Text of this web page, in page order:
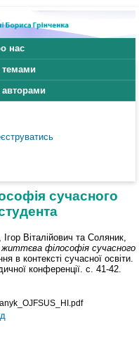
нас
темами
авторами
сучасного
Віталійович та Соляник,
життєва філософія сучасного
в контексті сучасної освіти.
конференції. с. 41-42.